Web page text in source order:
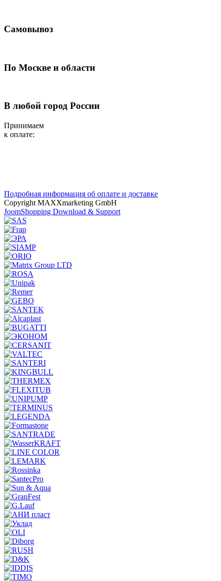
Самовывоз
По Москве и области
В любой город России
Принимаем
к оплате:
Подробная информация об оплате и доставке
Copyright MAXXmarketing GmbH
JoomShopping Download & Support